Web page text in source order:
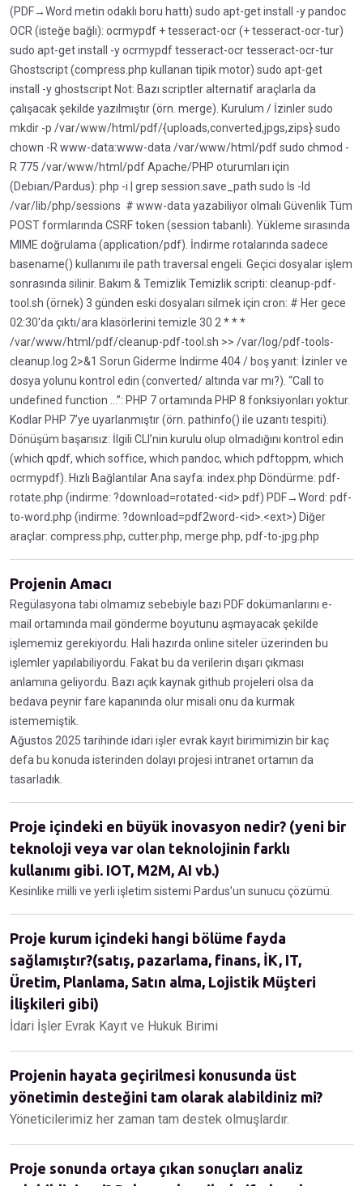
(PDF→Word metin odaklı boru hattı) sudo apt-get install -y pandoc
OCR (isteğe bağlı): ocrmypdf + tesseract-ocr (+ tesseract-ocr-tur)
sudo apt-get install -y ocrmypdf tesseract-ocr tesseract-ocr-tur
Ghostscript (compress.php kullanan tipik motor) sudo apt-get
install -y ghostscript Not: Bazı scriptler alternatif araçlarla da
çalışacak şekilde yazılmıştır (örn. merge). Kurulum / İzinler sudo
mkdir -p /var/www/html/pdf/{uploads,converted,jpgs,zips} sudo
chown -R www-data:www-data /var/www/html/pdf sudo chmod -
R 775 /var/www/html/pdf Apache/PHP oturumları için
(Debian/Pardus): php -i | grep session.save_path sudo ls -ld
/var/lib/php/sessions # www-data yazabiliyor olmalı Güvenlik Tüm
POST formlarında CSRF token (session tabanlı). Yükleme sırasında
MIME doğrulama (application/pdf). İndirme rotalarında sadece
basename() kullanımı ile path traversal engeli. Geçici dosyalar işlem
sonrasında silinir. Bakım & Temizlik Temizlik scripti: cleanup-pdf-
tool.sh (örnek) 3 günden eski dosyaları silmek için cron: # Her gece
02:30'da çıktı/ara klasörlerini temizle 30 2 * * *
/var/www/html/pdf/cleanup-pdf-tool.sh >> /var/log/pdf-tools-
cleanup.log 2>&1 Sorun Giderme İndirme 404 / boş yanıt: İzinler ve
dosya yolunu kontrol edin (converted/ altında var mı?). “Call to
undefined function …”: PHP 7 ortamında PHP 8 fonksiyonları yoktur.
Kodlar PHP 7’ye uyarlanmıştır (örn. pathinfo() ile uzantı tespiti).
Dönüşüm başarısız: İlgili CLI’nin kurulu olup olmadığını kontrol edin
(which qpdf, which soffice, which pandoc, which pdftoppm, which
ocrmypdf). Hızlı Bağlantılar Ana sayfa: index.php Döndürme: pdf-
rotate.php (indirme: ?download=rotated-<id>.pdf) PDF→Word: pdf-
to-word.php (indirme: ?download=pdf2word-<id>.<ext>) Diğer
araçlar: compress.php, cutter.php, merge.php, pdf-to-jpg.php
Projenin Amacı
Regülasyona tabi olmamız sebebiyle bazı PDF dokümanlarını e-
mail ortamında mail gönderme boyutunu aşmayacak şekilde
işlememiz gerekiyordu. Hali hazırda online siteler üzerinden bu
işlemler yapılabiliyordu. Fakat bu da verilerin dışarı çıkması
anlamına geliyordu. Bazı açık kaynak github projeleri olsa da
bedava peynir fare kapanında olur misali onu da kurmak
istememiştik.
Ağustos 2025 tarihinde idari işler evrak kayıt birimimizin bir kaç
defa bu konuda isterinden dolayı projesi intranet ortamın da
tasarladık.
Proje içindeki en büyük inovasyon nedir? (yeni bir
teknoloji veya var olan teknolojinin farklı
kullanımı gibi. IOT, M2M, AI vb.)
Kesinlike milli ve yerli işletim sistemi Pardus'un sunucu çözümü.
Proje kurum içindeki hangi bölüme fayda
sağlamıştır?(satış, pazarlama, finans, İK, IT,
Üretim, Planlama, Satın alma, Lojistik Müşteri
İlişkileri gibi)
İdari İşler Evrak Kayıt ve Hukuk Birimi
Projenin hayata geçirilmesi konusunda üst
yönetimin desteğini tam olarak alabildiniz mi?
Yöneticilerimiz her zaman tam destek olmuşlardır.
Proje sonunda ortaya çıkan sonuçları analiz